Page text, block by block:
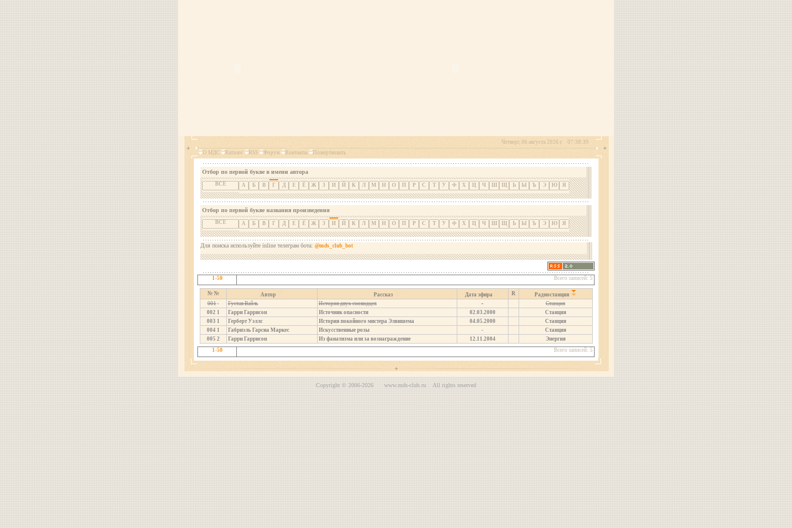
07:38:39
Четверг, 06 августа 2026 г.
О МДС
Каталог RSS Форум Контакты Пожертвовать
Отбор по первой букве в имени автора
ВСЕ А Б В Г Д Е Ё Ж З И Й К Л М Н О П Р С Т У Ф Х Ц Ч Ш Щ Ь Ы Ъ Э Ю Я
Отбор по первой букве названия произведения
ВСЕ А Б В Г Д Е Ё Ж З И Й К Л М Н О П Р С Т У Ф Х Ц Ч Ш Щ Ь Ы Ъ Э Ю Я
Для поиска используйте inline телеграм бота: @mds_club_bot
1-50 Всего записей: 5
№ № Автор Рассказ Дата эфира R
Радиостанция
001
Густав Вайль История двух сновидцев -
Станция
002 1 Гарри Гаррисон Источник опасности 02.03.2000
Станция
003 1 Герберт Уэллс История покойного мистера Элвишема 04.05.2000
Станция
004 1 Габриэль Гарсиа Маркес Искусственные розы -
Станция
005 2 Гарри Гаррисон Из фанатизма или за вознаграждение 12.11.2004
Энергия
1-50
Всего записей: 5
Copyright © 2006-2026 www.mds-club.ru All rights reserved